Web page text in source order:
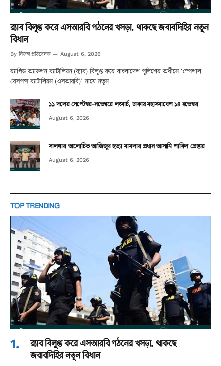
র‌্যাব বিলুপ্ত করে এসআরবি গঠনের খসড়া, থাকছে জবাবদিহির নতুন
বিধান
By নিজস্ব প্রতিবেদক August 6, 2026
র‌্যাপিড অ্যাকশন ব্যাটালিয়ন (র‌্যাব) বিলুপ্ত করে বাংলাদেশ পুলিশের অধীনে ‘স্পেশাল
রেসপন্স ব্যাটালিয়ন (এসআরবি)’ নামে নতুন…
১১ দলের সেপ্টেম্বর-নভেম্বরে লংমার্চ, ঢাকায় মহাসমাবেশ ১৪ নভেম্বর
August 6, 2026
সালথার আলোচিত আজিজুর হত্যা মামলার প্রধান আসামি শাকিল গ্রেপ্তার
August 6, 2026
TOP TRENDING
র‌্যাব বিলুপ্ত করে এসআরবি গঠনের খসড়া, থাকছে
জবাবদিহির নতুন বিধান